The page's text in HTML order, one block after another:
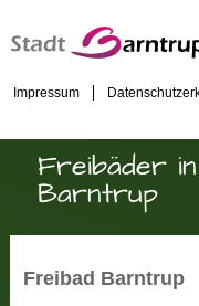
Impressum
Freibäder
Barntrup
Freibad Barntrup